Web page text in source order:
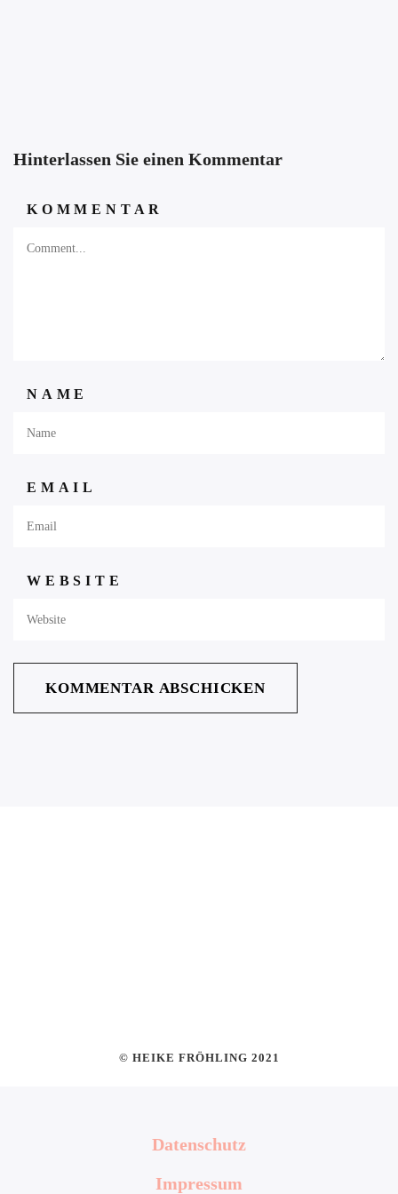
Hinterlassen Sie einen Kommentar
KOMMENTAR
NAME
EMAIL
WEBSITE
© HEIKE FRÖHLING 2021
Datenschutz
Impressum